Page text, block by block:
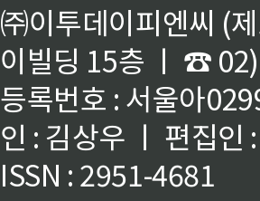
㈜이투데이피엔씨 (
이빌딩 15층 ㅣ ☎
등록번호 : 서울아
인 : 김상우 ㅣ 편집인
ISSN : 2951-4681